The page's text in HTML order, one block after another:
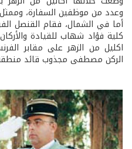
وعدد من موظفين السفارة،
أما في الشمال، فقام القنصل
كلية فؤاد شهاب للقيادة
اكليل من الزهر على مقابر
الركن مصطفى مجذوب قائد